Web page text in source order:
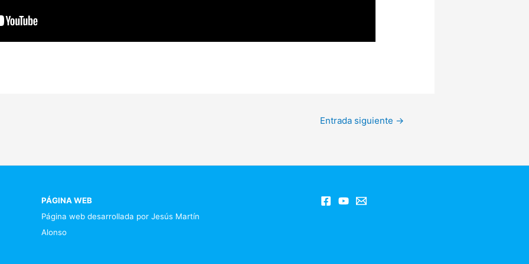
Entrada siguiente →
PÁGINA WEB
Página web desarrollada por Jesús Martín
Alonso